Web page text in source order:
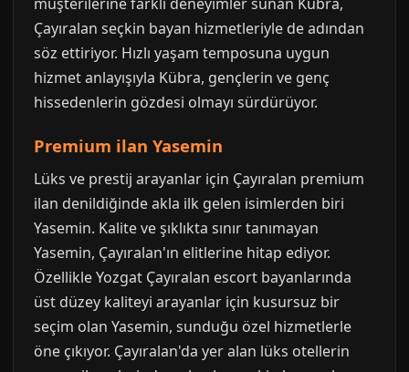
Çayıralan seçkin bayan hizmetleriyle de adından
söz ettiriyor. Hızlı yaşam temposuna uygun
hizmet anlayışıyla Kübra, gençlerin ve genç
hissedenlerin gözdesi olmayı sürdürüyor.
Premium ilan Yasemin
Lüks ve prestij arayanlar için Çayıralan premium
ilan denildiğinde akla ilk gelen isimlerden biri
Yasemin. Kalite ve şıklıkta sınır tanımayan
Yasemin, Çayıralan'ın elitlerine hitap ediyor.
Özellikle Yozgat Çayıralan escort bayanlarında
üst düzey kaliteyi arayanlar için kusursuz bir
seçim olan Yasemin, sunduğu özel hizmetlerle
öne çıkıyor. Çayıralan'da yer alan lüks otellerin